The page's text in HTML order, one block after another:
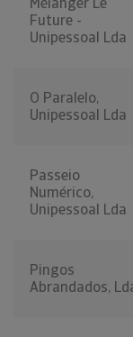
Future -
Unipessoal Lda
O Paralelo,
Unipessoal Lda
Passeio
Numérico,
Unipessoal Lda
Pingos
Abrandados,